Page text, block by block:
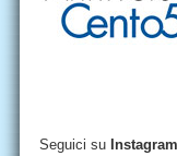
Seguici su Instagram